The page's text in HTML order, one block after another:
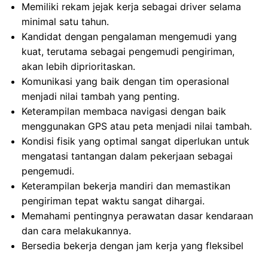
Memiliki rekam jejak kerja sebagai driver selama
minimal satu tahun.
Kandidat dengan pengalaman mengemudi yang
kuat, terutama sebagai pengemudi pengiriman,
akan lebih diprioritaskan.
Komunikasi yang baik dengan tim operasional
menjadi nilai tambah yang penting.
Keterampilan membaca navigasi dengan baik
menggunakan GPS atau peta menjadi nilai tambah.
Kondisi fisik yang optimal sangat diperlukan untuk
mengatasi tantangan dalam pekerjaan sebagai
pengemudi.
Keterampilan bekerja mandiri dan memastikan
pengiriman tepat waktu sangat dihargai.
Memahami pentingnya perawatan dasar kendaraan
dan cara melakukannya.
Bersedia bekerja dengan jam kerja yang fleksibel